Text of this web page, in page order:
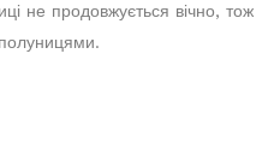
не продовжується вічно, тож